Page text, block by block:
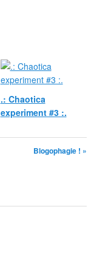
.: Chaotica
experiment #3 :.
Blogophagie ! »